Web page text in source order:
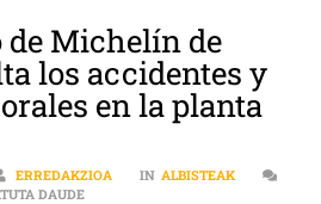
de Michelín de
los accidentes y
en la planta
ERREDAKZIOA IN ALBISTEAK
DAUDEEL CONGRESO DE MICHELÍN DE